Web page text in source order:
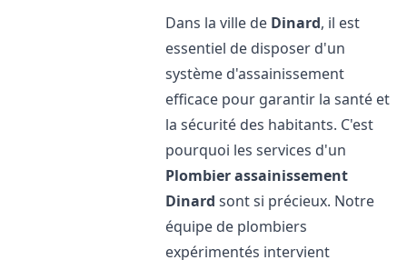
Dans la ville de Dinard, il est
essentiel de disposer d'un
système d'assainissement
efficace pour garantir la santé et
la sécurité des habitants. C'est
pourquoi les services d'un
Plombier assainissement
Dinard sont si précieux. Notre
équipe de plombiers
expérimentés intervient